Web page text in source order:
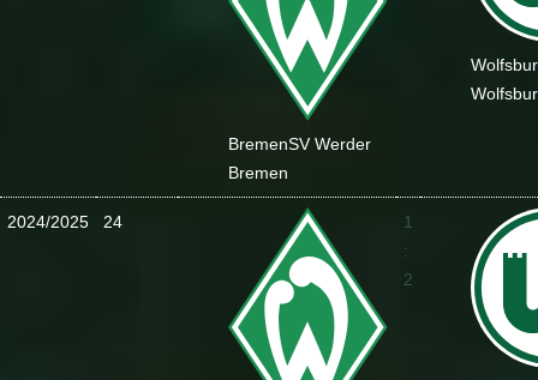
BremenSV Werder
Bremen
2024/2025 24
1
:
2